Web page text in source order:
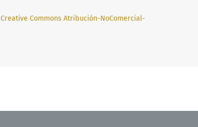
Creative Commons Atribución-NoComercial-